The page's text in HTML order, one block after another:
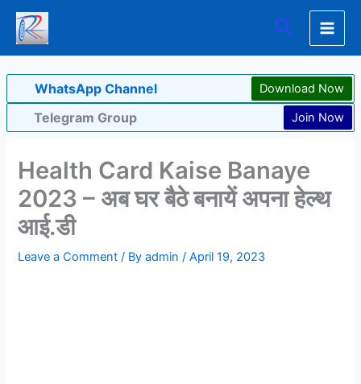
Skip
content
Search
WhatsApp Channel Download Now
Telegram Group Join Now
Health Card Kaise Banaye
2023 – अब घर बैठे बनायें अपना हेल्थ
आई.डी
Leave a Comment / Byadmin/April 19, 2023